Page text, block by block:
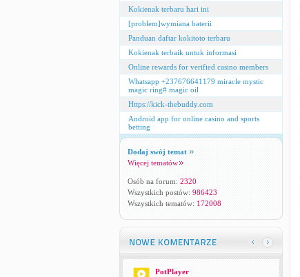
Kokienak terbaru hari ini
[problem]wymiana baterii
Panduan daftar kokitoto terbaru
Kokienak terbaik untuk informasi
Online rewards for verified casino members
Whatsapp +237676641179 miracle mystic
magic ring# magic oil
Https://kick-thebuddy.com
Android app for online casino and sports
betting
Dodaj swój temat
Więcej tematów
Osób na forum: 2320
Wszystkich postów: 986423
Wszystkich tematów: 172008
PotPlayer